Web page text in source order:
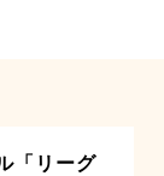
「リーグ